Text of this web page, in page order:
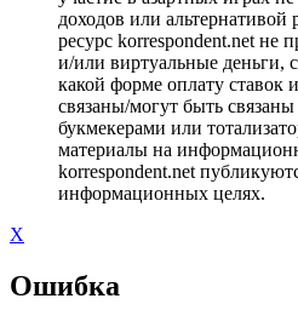
доходов или
ресурс korrespondent.net не
и/или виртуальные деньги,
какой форме оплату ставок
связаны/могут быть
букмекерами или
материалы на
korrespondent.net
информационных целях.
X
Ошибка